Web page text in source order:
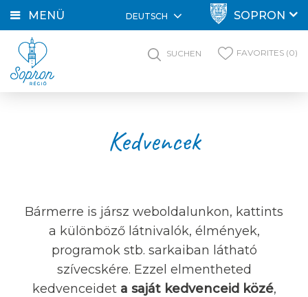
MENÜ DEUTSCH SOPRON
SUCHEN FAVORITES (0)
Kedvencek
Bármerre is jársz weboldalunkon, kattints
a különböző látnivalók, élmények,
programok stb. sarkaiban látható
szívecskére. Ezzel elmentheted
kedvenceidet a saját kedvenceid közé,